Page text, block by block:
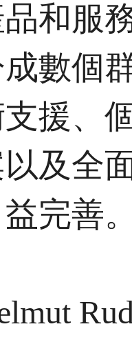
和服
數個
援、
及全
完善